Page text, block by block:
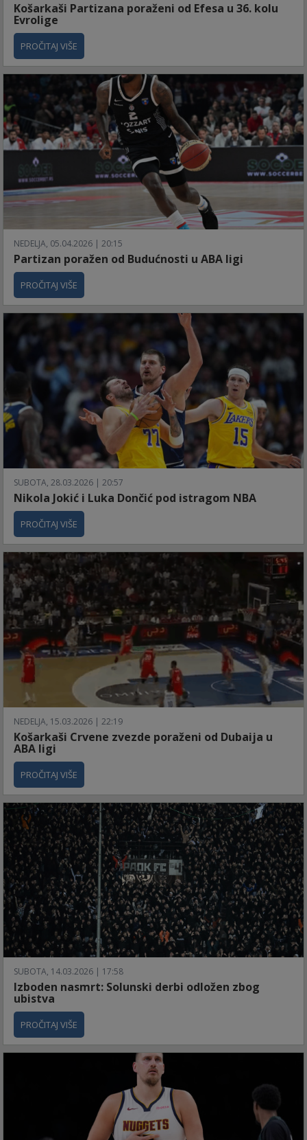
Košarkaši Partizana poraženi od Efesa u 36. kolu
Evrolige
PROČITAJ VIŠE
NEDELJA, 05.04.2026 | 20:15
Partizan poražen od Budućnosti u ABA ligi
PROČITAJ VIŠE
SUBOTA, 28.03.2026 | 20:57
Nikola Jokić i Luka Dončić pod istragom NBA
PROČITAJ VIŠE
NEDELJA, 15.03.2026 | 22:19
Košarkaši Crvene zvezde poraženi od Dubaija u
ABA ligi
PROČITAJ VIŠE
SUBOTA, 14.03.2026 | 17:58
Izboden nasmrt: Solunski derbi odložen zbog
ubistva
PROČITAJ VIŠE